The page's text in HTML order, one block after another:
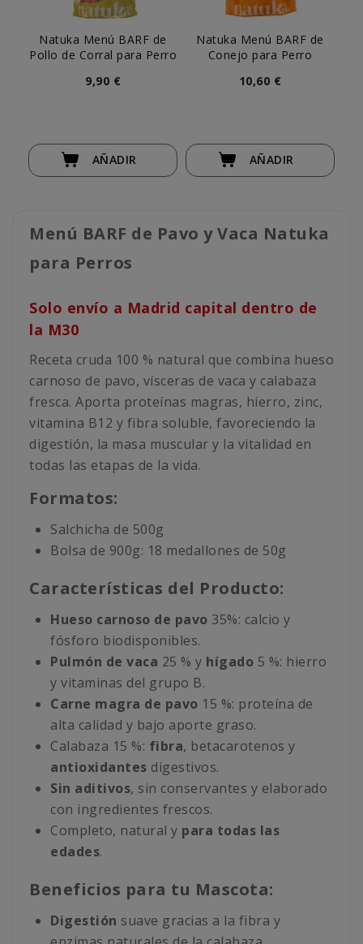
Natuka Menú BARF de
Pollo de Corral para Perro
9,90 €
AÑADIR
Natuka Menú BARF de
Conejo para Perro
10,60 €
AÑADIR
Menú BARF de Pavo y Vaca Natuka
para Perros
Solo envío a Madrid capital dentro de
la M30
Receta cruda 100 % natural que combina hueso
carnoso de pavo, vísceras de vaca y calabaza
fresca. Aporta proteínas magras, hierro, zinc,
vitamina B12 y fibra soluble, favoreciendo la
digestión, la masa muscular y la vitalidad en
todas las etapas de la vida.
Formatos:
Salchicha de 500g
Bolsa de 900g: 18 medallones de 50g
Características del Producto:
Hueso carnoso de pavo 35%: calcio y
fósforo biodisponibles.
Pulmón de vaca 25 % y hígado 5 %: hierro
y vitaminas del grupo B.
Carne magra de pavo 15 %: proteína de
alta calidad y bajo aporte graso.
Calabaza 15 %: fibra, betacarotenos y
antioxidantes digestivos.
Sin aditivos, sin conservantes y elaborado
con ingredientes frescos.
Completo, natural y para todas las
edades.
Beneficios para tu Mascota:
Digestión suave gracias a la fibra y